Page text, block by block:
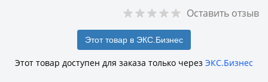
Оставить отзыв
Этот товар в ЭКС.Бизнес
Этот товар доступен для заказа только через ЭКС.Бизнес